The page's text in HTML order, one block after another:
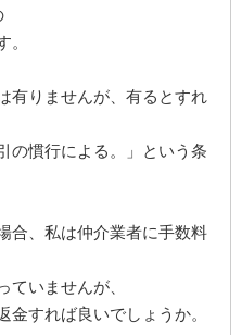
。
有りませんが、有るとすれ
の慣行による。」という条
合、私は仲介業者に手数料
ていませんが、
金すれば良いでしょうか。